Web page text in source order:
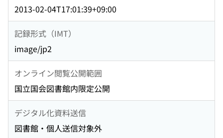
2013-02-04T17:01:39+09:00
記録形式（IMT）
image/jp2
オンライン閲覧公開範囲
国立国会図書館内限定公開
デジタル化資料送信
図書館・個人送信対象外